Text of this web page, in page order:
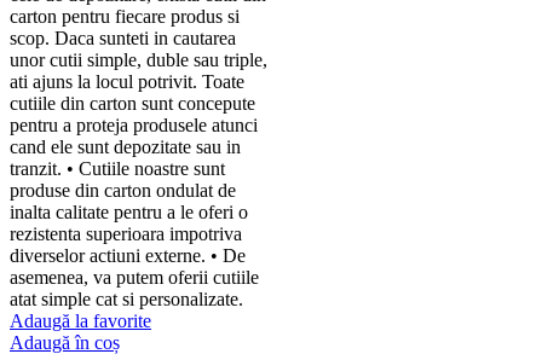
carton pentru fiecare produs si
scop. Daca sunteti in cautarea
unor cutii simple, duble sau triple,
ati ajuns la locul potrivit. Toate
cutiile din carton sunt concepute
pentru a proteja produsele atunci
cand ele sunt depozitate sau in
tranzit. • Cutiile noastre sunt
produse din carton ondulat de
inalta calitate pentru a le oferi o
rezistenta superioara impotriva
diverselor actiuni externe. • De
asemenea, va putem oferii cutiile
atat simple cat si personalizate.
Adaugă la favorite
Adaugă în coș